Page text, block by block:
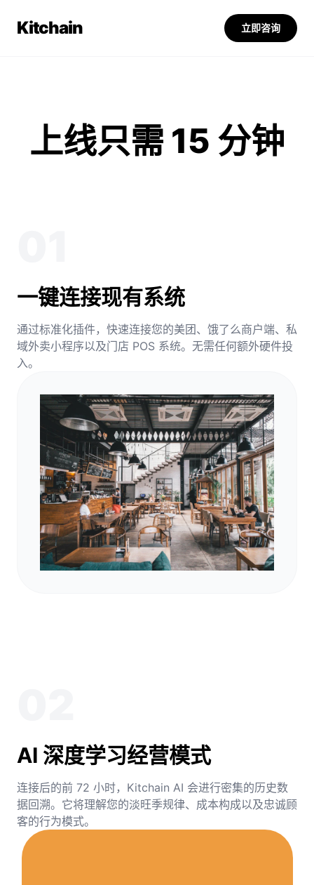
Kitchain 立即咨询
上线只需 15 分钟
一键连接现有系统
通过标准化插件，快速连接您的美团、饿了么商户端、私
域外卖小程序以及门店 POS 系统。无需任何额外硬件投
入。
AI 深度学习经营模式
连接后的前 72 小时，Kitchain AI 会进行密集的历史数
据回溯。它将理解您的淡旺季规律、成本构成以及忠诚顾
客的行为模式。